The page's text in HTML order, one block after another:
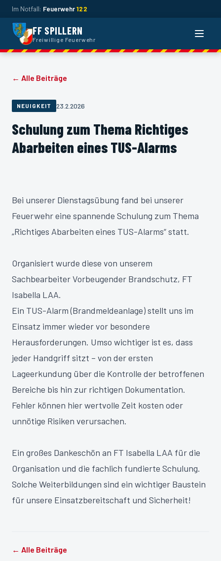
Im Notfall: Feuerwehr122
FF SPILLERN
Freiwillige Feuerwehr
← Alle Beiträge
NEUIGKEIT 23.2.2026
Schulung zum Thema Richtiges
Abarbeiten eines TUS-Alarms
Bei unserer Dienstagsübung fand bei unserer
Feuerwehr eine spannende Schulung zum Thema
„Richtiges Abarbeiten eines TUS-Alarms“ statt.
Organisiert wurde diese von unserem
Sachbearbeiter Vorbeugender Brandschutz, FT
Isabella LAA.
Ein TUS-Alarm (Brandmeldeanlage) stellt uns im
Einsatz immer wieder vor besondere
Herausforderungen. Umso wichtiger ist es, dass
jeder Handgriff sitzt – von der ersten
Lageerkundung über die Kontrolle der betroffenen
Bereiche bis hin zur richtigen Dokumentation.
Fehler können hier wertvolle Zeit kosten oder
unnötige Risiken verursachen.
Ein großes Dankeschön an FT Isabella LAA für die
Organisation und die fachlich fundierte Schulung.
Solche Weiterbildungen sind ein wichtiger Baustein
für unsere Einsatzbereitschaft und Sicherheit!
← Alle Beiträge